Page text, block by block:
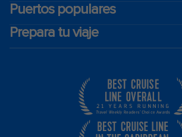
Puertos populares
Prepara tu viaje